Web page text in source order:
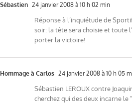
Sébastien 24 janvier 2008 à 10 h 02 min
Réponse à l’inquiétude de
soir: la tête sera choisie et toute
porter la victoire!
Hommage à Carlos 24 janvier 2008 à 10 h 05
Sébastien LEROUX contre
cherchez qui des deux incarne